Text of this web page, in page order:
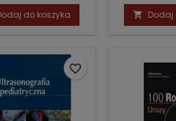
do koszyka  Dodaj
favorite_border